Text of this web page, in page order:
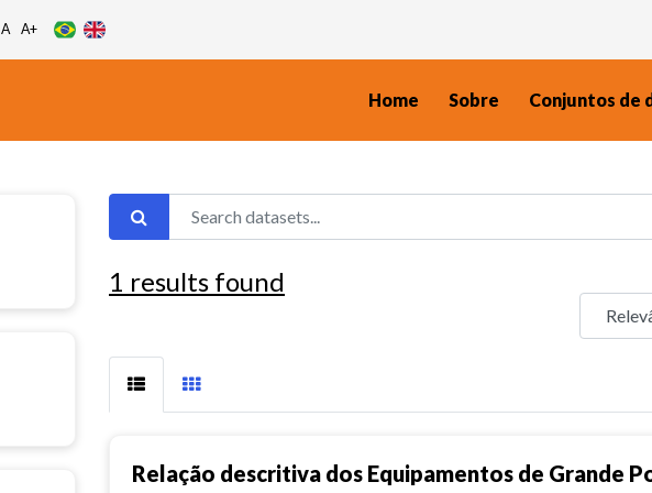
A A+
Home Sobre Conjuntos de
1 results found
Relação descritiva dos Equipamentos de Grande